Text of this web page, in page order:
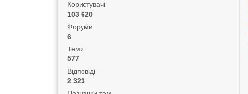
Користувачі
103 620
Форуми
6
Теми
577
Відповіді
2 323